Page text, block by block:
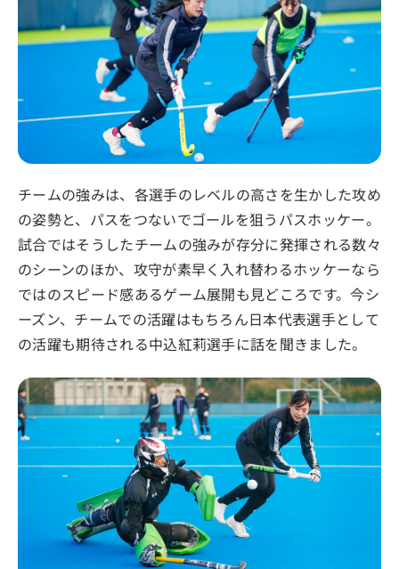
チームの強みは、各選手のレベルの高さを生かした攻め
の姿勢と、パスをつないでゴールを狙うパスホッケー。
試合ではそうしたチームの強みが存分に発揮される数々
のシーンのほか、攻守が素早く入れ替わるホッケーなら
ではのスピード感あるゲーム展開も見どころです。今シ
ーズン、チームでの活躍はもちろん日本代表選手として
の活躍も期待される中込紅莉選手に話を聞きました。